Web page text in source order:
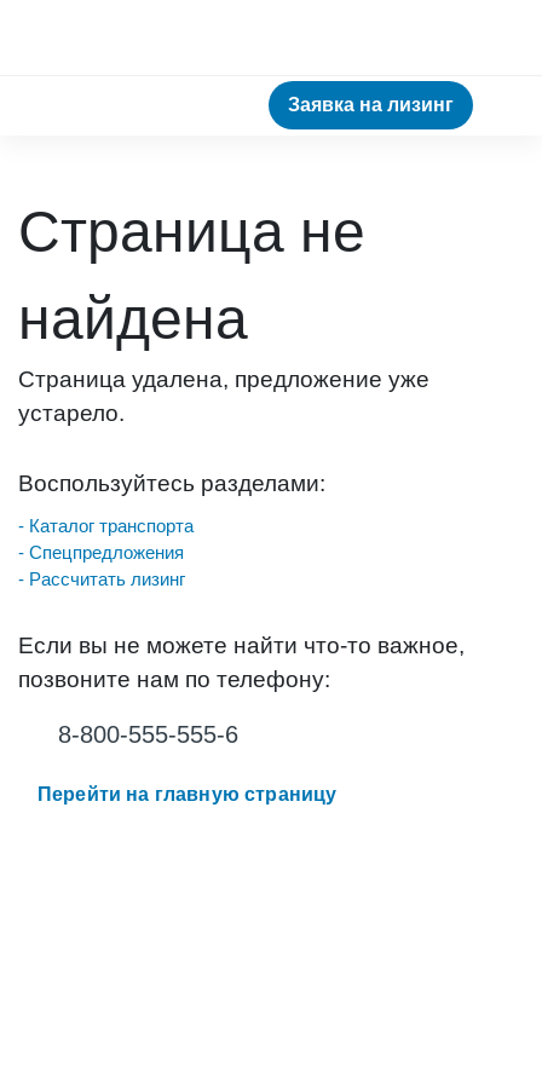
Заявка на лизинг
Страница не
найдена
Страница удалена, предложение уже
устарело.
Воспользуйтесь разделами:
- Каталог транспорта
- Спецпредложения
- Рассчитать лизинг
Если вы не можете найти что-то важное,
позвоните нам по телефону:
8-800-555-555-6
Перейти на главную страницу